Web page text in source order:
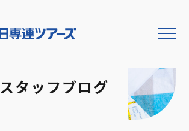
スタッフブログ